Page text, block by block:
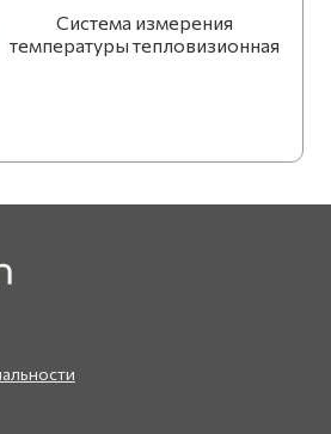
Система измерения
температуры тепловизионная